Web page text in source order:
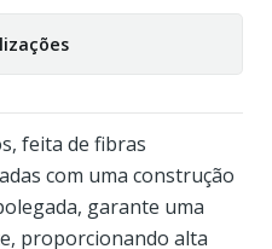
feita de fibras
com uma construção
garante uma
proporcionando alta